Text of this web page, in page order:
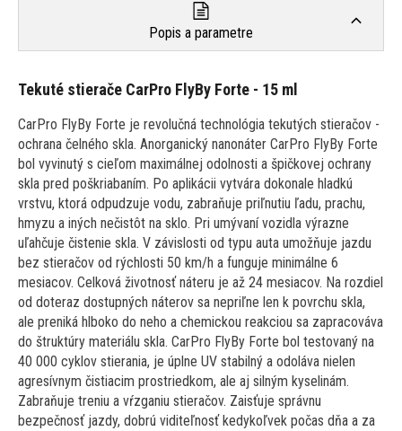
Popis a parametre
Tekuté stierače CarPro FlyBy Forte - 15 ml
CarPro FlyBy Forte je revolučná technológia tekutých stieračov -
ochrana čelného skla. Anorganický nanonáter CarPro FlyBy Forte
bol vyvinutý s cieľom maximálnej odolnosti a špičkovej ochrany
skla pred poškriabaním. Po aplikácii vytvára dokonale hladkú
vrstvu, ktorá odpudzuje vodu, zabraňuje priľnutiu ľadu, prachu,
hmyzu a iných nečistôt na sklo. Pri umývaní vozidla výrazne
uľahčuje čistenie skla. V závislosti od typu auta umožňuje jazdu
bez stieračov od rýchlosti 50 km/h a funguje minimálne 6
mesiacov. Celková životnosť náteru je až 24 mesiacov. Na rozdiel
od doteraz dostupných náterov sa nepriľne len k povrchu skla,
ale preniká hlboko do neho a chemickou reakciou sa zapracováva
do štruktúry materiálu skla. CarPro FlyBy Forte bol testovaný na
40 000 cyklov stierania, je úplne UV stabilný a odoláva nielen
agresívnym čistiacim prostriedkom, ale aj silným kyselinám.
Zabraňuje treniu a vŕzganiu stieračov. Zaisťuje správnu
bezpečnosť jazdy, dobrú viditeľnosť kedykoľvek počas dňa a za